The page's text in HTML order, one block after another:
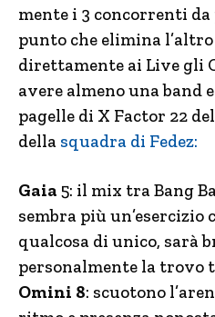
mente i 3 concorrenti
punto che elimina
direttamente ai Live gli
avere almeno una band
pagelle di X Factor 22
della squadra di Fedez:
Gaia 5: il mix tra Bang
sembra più un’esercizio
qualcosa di unico, sarà
personalmente la trovo
Omini 8: scuotono